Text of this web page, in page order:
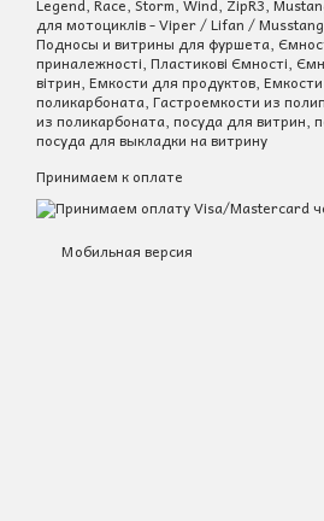
Legend, Race, Storm, Wind, ZipR3,
для мотоциклів - Viper / Lifan /
Подносы и витрины для фуршета,
приналежності, Пластикові Ємності,
вітрин, Емкости для продуктов,
поликарбоната, Гастроемкости из
из поликарбоната, посуда для витрин,
посуда для выкладки на витрину
Принимаем к оплате
Мобильная версия